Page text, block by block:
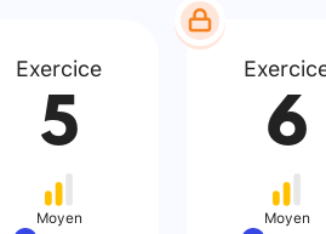
Exercice
5
Moyen
6
Moyen